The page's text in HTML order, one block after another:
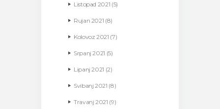
Listopad 2021 (5)
Rujan 2021 (8)
Kolovoz2021 (7)
Srpanj2021 (5)
Lipanj2021 (2)
Svibanj2021 (8)
Travanj2021 (9)